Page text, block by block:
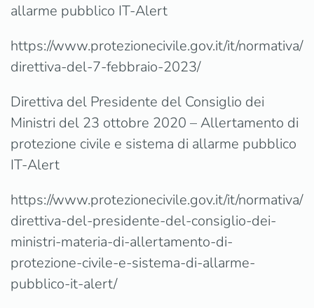
allarme pubblico IT-Alert
https://www.protezionecivile.gov.it/it/normativa/
direttiva-del-7-febbraio-2023/
Direttiva del Presidente del Consiglio dei
Ministri del 23 ottobre 2020 – Allertamento di
protezione civile e sistema di allarme pubblico
IT-Alert
https://www.protezionecivile.gov.it/it/normativa/
direttiva-del-presidente-del-consiglio-dei-
ministri-materia-di-allertamento-di-
protezione-civile-e-sistema-di-allarme-
pubblico-it-alert/